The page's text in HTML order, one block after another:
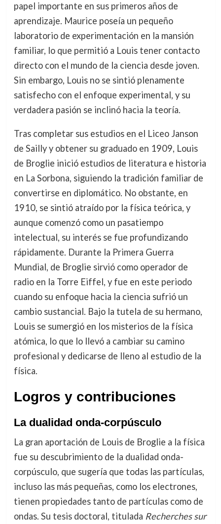
papel importante en sus primeros años de
aprendizaje. Maurice poseía un pequeño
laboratorio de experimentación en la mansión
familiar, lo que permitió a Louis tener contacto
directo con el mundo de la ciencia desde joven.
Sin embargo, Louis no se sintió plenamente
satisfecho con el enfoque experimental, y su
verdadera pasión se inclinó hacia la teoría.
Tras completar sus estudios en el Liceo Janson
de Sailly y obtener su graduado en 1909, Louis
de Broglie inició estudios de literatura e historia
en La Sorbona, siguiendo la tradición familiar de
convertirse en diplomático. No obstante, en
1910, se sintió atraído por la física teórica, y
aunque comenzó como un pasatiempo
intelectual, su interés se fue profundizando
rápidamente. Durante la Primera Guerra
Mundial, de Broglie sirvió como operador de
radio en la Torre Eiffel, y fue en este periodo
cuando su enfoque hacia la ciencia sufrió un
cambio sustancial. Bajo la tutela de su hermano,
Louis se sumergió en los misterios de la física
atómica, lo que lo llevó a cambiar su camino
profesional y dedicarse de lleno al estudio de la
física.
Logros y contribuciones
La dualidad onda-corpúsculo
La gran aportación de Louis de Broglie a la física
fue su descubrimiento de la dualidad onda-
corpúsculo, que sugería que todas las partículas,
incluso las más pequeñas, como los electrones,
tienen propiedades tanto de partículas como de
ondas. Su tesis doctoral, titulada Recherches sur